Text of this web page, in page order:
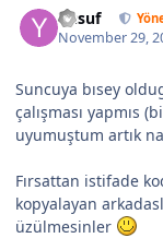
Yusuf
November 29,
Suncuya bısey
çalışması yapmıs
uyumuştum artık
Fırsattan istifade
kopyalayan
üzülmesinler